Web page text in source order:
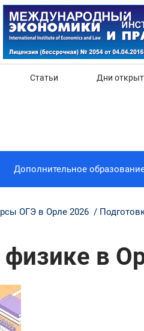
Статьи Дни
Дополнительное
ОГЭ в Орле 2026
в
Нет